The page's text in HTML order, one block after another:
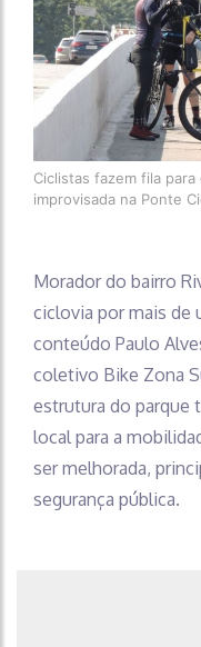
Ciclistas fazem fila
improvisada na Ponte
Morador do bairro
ciclovia por mais de
conteúdo Paulo
coletivo Bike Zona
estrutura do parque
local para a
ser melhorada,
segurança pública.